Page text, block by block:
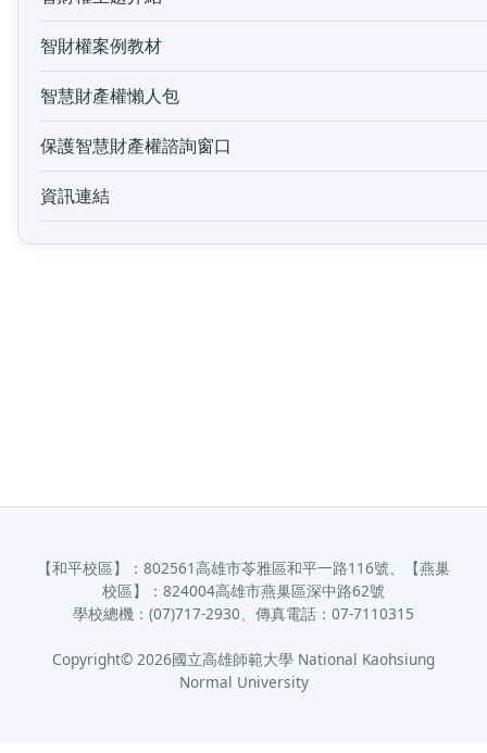
智財權案例教材
智慧財產權懶人包
保護智慧財產權諮詢窗口
資訊連結
【和平校區】：802561高雄市苓雅區和平一路116號、【燕巢
校區】：824004高雄市燕巢區深中路62號
學校總機：(07)717-2930、傳真電話：07-7110315
Copyright© 2026國立高雄師範大學 National Kaohsiung
Normal University